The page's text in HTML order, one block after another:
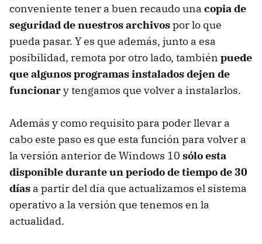
conveniente tener a buen recaudo una copia de
seguridad de nuestros archivospor lo que
pueda pasar. Y es que además, junto a esa
posibilidad, remota por otro lado, también puede
que algunos programas instalados dejen de
funcionary tengamos que volver a instalarlos.
Además y como requisito para poder llevar a
cabo este paso es que esta función para volver a
la versión anterior de Windows 10 sólo esta
disponible durante un periodo de tiempo de 30
días a partir del día que actualizamos el sistema
operativo a la versión que tenemos en la
actualidad.